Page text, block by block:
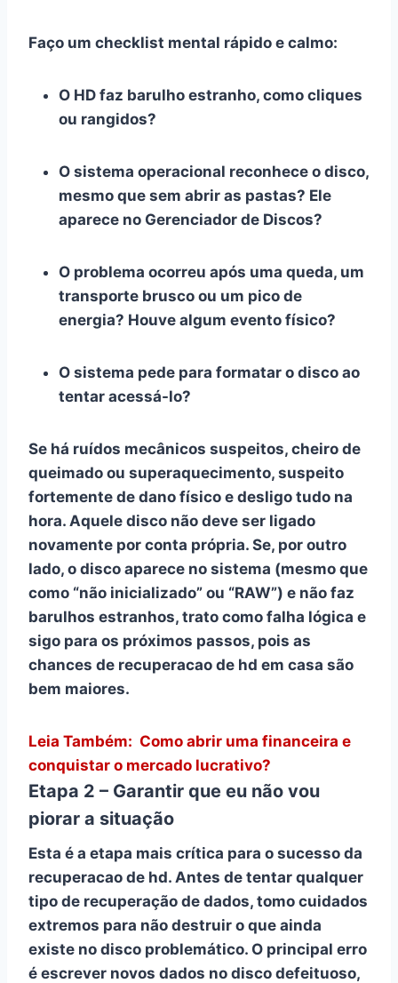
Faço um checklist mental rápido e calmo:
O HD faz barulho estranho, como cliques
ou rangidos?
O sistema operacional reconhece o disco,
mesmo que sem abrir as pastas? Ele
aparece no Gerenciador de Discos?
O problema ocorreu após uma queda, um
transporte brusco ou um pico de
energia? Houve algum evento físico?
O sistema pede para formatar o disco ao
tentar acessá-lo?
Se há ruídos mecânicos suspeitos, cheiro de
queimado ou superaquecimento, suspeito
fortemente de dano físico e desligo tudo na
hora. Aquele disco não deve ser ligado
novamente por conta própria. Se, por outro
lado, o disco aparece no sistema (mesmo que
como “não inicializado” ou “RAW”) e não faz
barulhos estranhos, trato como falha lógica e
sigo para os próximos passos, pois as
chances de recuperacao de hd em casa são
bem maiores.
Leia Também: Como abrir uma financeira e
conquistar o mercado lucrativo?
Etapa 2 – Garantir que eu não vou
piorar a situação
Esta é a etapa mais crítica para o sucesso da
recuperacao de hd. Antes de tentar qualquer
tipo de recuperação de dados, tomo cuidados
extremos para não destruir o que ainda
existe no disco problemático. O principal erro
é escrever novos dados no disco defeituoso,